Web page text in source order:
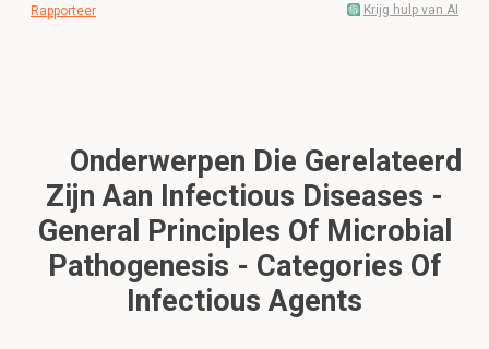
Rapporteer Krijg hulp van AI
Onderwerpen Die Gerelateerd
Zijn Aan Infectious Diseases -
General Principles Of Microbial
Pathogenesis - Categories Of
Infectious Agents